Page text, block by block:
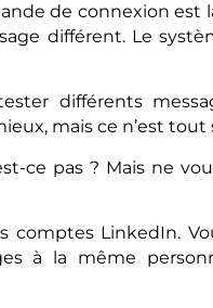
de connexion est
différent. Le
différents
mais ce n’est
ce pas ? Mais ne
comptes LinkedIn.
à la même